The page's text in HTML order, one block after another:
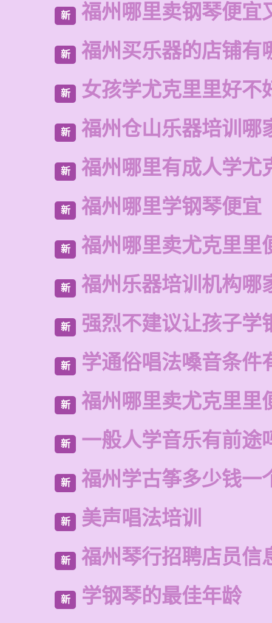
新 福州哪里卖钢琴便宜
新 福州买乐器的店铺有
新 女孩学尤克里里好不
新 福州仓山乐器培训哪
新 福州哪里有成人学尤
新 福州哪里学钢琴便宜
新 福州哪里卖尤克里里
新 福州乐器培训机构哪
新 强烈不建议让孩子学
新 学通俗唱法嗓音条件
新 福州哪里卖尤克里里
新 一般人学音乐有前途
新 福州学古筝多少钱一
新 美声唱法培训
新 福州琴行招聘店员信
新 学钢琴的最佳年龄